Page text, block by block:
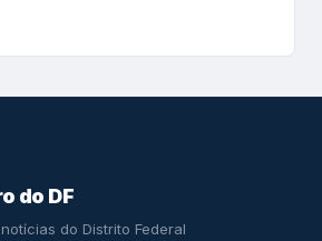
do DF
do Distrito Federal